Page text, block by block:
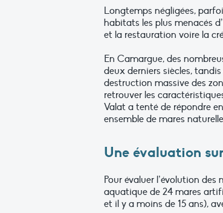
Longtemps négligées,
habitats les plus menacés
et la restauration voire la
En Camargue, des
deux derniers siècles,
destruction massive des
retrouver les
Valat a tenté de répondre
ensemble de mares
Une évaluation
Pour évaluer l’évolution
aquatique de 24 mares
et il y a moins de 15 ans),